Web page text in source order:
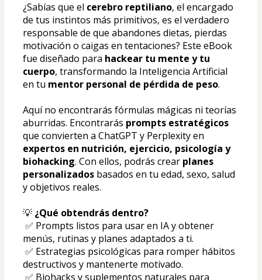
¿Sabías que el cerebro reptiliano, el encargado
de tus instintos más primitivos, es el verdadero
responsable de que abandones dietas, pierdas
motivación o caigas en tentaciones? Este eBook
fue diseñado para hackear tu mente y tu
cuerpo, transformando la Inteligencia Artificial
en tu mentor personal de pérdida de peso.
Aquí no encontrarás fórmulas mágicas ni teorías
aburridas. Encontrarás prompts estratégicos
expertos en nutrición, ejercicio, psicología y
biohacking. Con ellos, podrás crear planes
personalizados basados en tu edad, sexo, salud
y objetivos reales.
💡 ¿Qué obtendrás dentro?
menús, rutinas y planes adaptados a ti.
destructivos y mantenerte motivado.